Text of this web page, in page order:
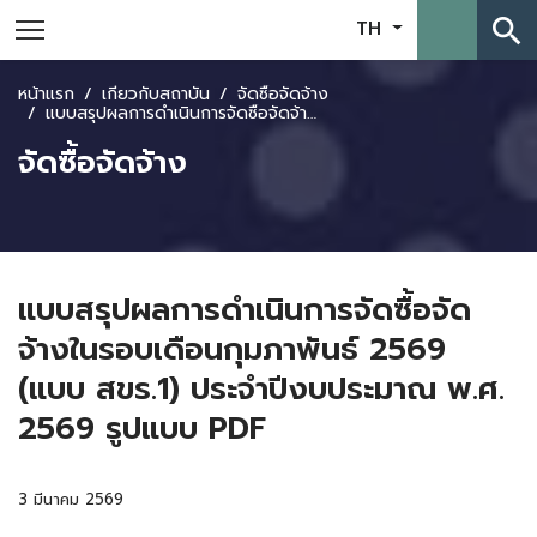
TH search
หน้าแรก เกี่ยวกับสถาบัน จัดซื้อจัดจ้าง
แบบสรุปผลการดำเนินการจัดซื้อจัดจ้างในรอบเดือนกุมภาพันธ์ 2569 (แบบ สขร.1) ประจำปีงบประมาณ พ.ศ. 2569 รูปแบบ PDF
จัดซื้อจัดจ้าง
แบบสรุปผลการดำเนินการจัดซื้อจัด
จ้างในรอบเดือนกุมภาพันธ์ 2569
(แบบ สขร.1) ประจำปีงบประมาณ พ.ศ.
2569 รูปแบบ PDF
3 มีนาคม 2569